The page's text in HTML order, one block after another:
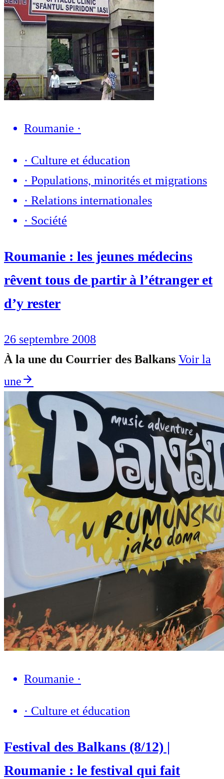
Roumanie ·
· Culture et éducation
· Populations, minorités et migrations
· Relations internationales
· Société
Roumanie : les jeunes médecins
rêvent tous de partir à l’étranger et
d’y rester
26 septembre 2008
À la une du Courrier des Balkans Voir la
une
Roumanie ·
· Culture et éducation
Festival des Balkans (8/12) |
Roumanie : le festival qui fait